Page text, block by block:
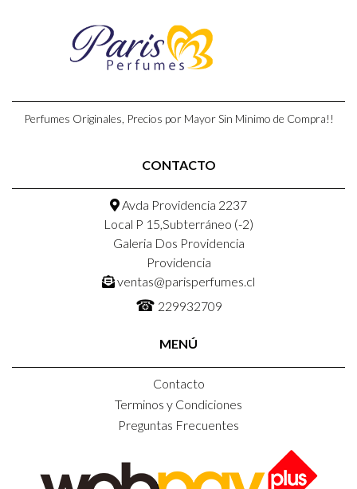
Perfumes Originales, Precios por Mayor Sin Minimo de Compra!!
CONTACTO
Avda Providencia 2237
Local P 15,Subterráneo (-2)
Galeria Dos Providencia
Providencia
ventas@parisperfumes.cl
☎ 229932709
MENÚ
Contacto
Terminos y Condiciones
Preguntas Frecuentes